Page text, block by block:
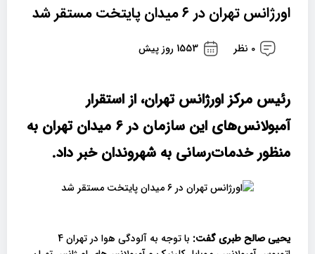
اورژانس تهران در ۶ میدان پایتخت مستقر شد
0 نظر 1553 روز پیش
رئیس مرکز اورژانس تهران، از استقرار
آمبولانس‌های این سازمان در ۶ میدان تهران به
منظور خدمات‌رسانی به شهروندان خبر داد.
یحیی صالح طبری گفت:
با توجه به آلودگی هوا در تهران 4